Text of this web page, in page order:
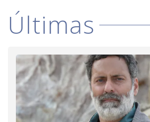
e
o
Últimas